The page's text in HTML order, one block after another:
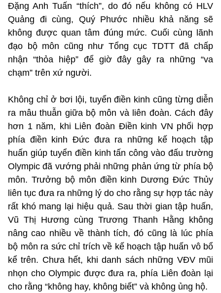
Đặng Anh Tuấn “thích”, do đó nếu không có HLV
Quảng đi cùng, Quý Phước nhiều khả năng sẽ
không được quan tâm đúng mức. Cuối cùng lãnh
đạo bộ môn cũng như Tổng cục TDTT đã chấp
nhận “thỏa hiệp” để giờ đây gây ra những “va
chạm” trên xứ người.
Không chỉ ở bơi lội, tuyển điền kinh cũng từng diễn
ra mâu thuẫn giữa bộ môn và liên đoàn. Cách đây
hơn 1 năm, khi Liên đoàn Điền kinh VN phối hợp
phía điền kinh Đức đưa ra những kế hoạch tập
huấn giúp tuyển điền kinh tấn công vào đấu trường
Olympic đã vướng phải những phản ứng từ phía bộ
môn. Trưởng bộ môn điền kinh Dương Đức Thủy
liên tục đưa ra những lý do cho rằng sự hợp tác này
rất khó mang lại hiệu quả. Sau thời gian tập huấn,
Vũ Thị Hương cùng Trương Thanh Hằng không
nâng cao nhiều về thành tích, đó cũng là lúc phía
bộ môn ra sức chỉ trích về kế hoạch tập huấn vô bổ
kể trên. Chưa hết, khi danh sách những VĐV mũi
nhọn cho Olympic được đưa ra, phía Liên đoàn lại
cho rằng “không hay, không biết” và không ủng hộ.